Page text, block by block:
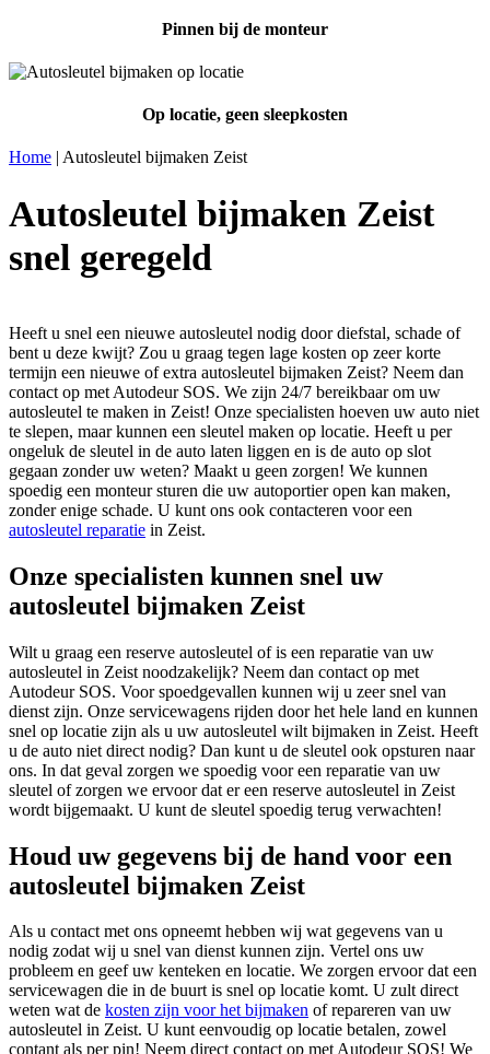
Pinnen bij de monteur
Op locatie, geen sleepkosten
Home | Autosleutel bijmaken Zeist
Autosleutel bijmaken Zeist
snel geregeld
Heeft u snel een nieuwe autosleutel nodig door diefstal, schade of
bent u deze kwijt? Zou u graag tegen lage kosten op zeer korte
termijn een nieuwe of extra autosleutel bijmaken Zeist? Neem dan
contact op met Autodeur SOS. We zijn 24/7 bereikbaar om uw
autosleutel te maken in Zeist! Onze specialisten hoeven uw auto niet
te slepen, maar kunnen een sleutel maken op locatie. Heeft u per
ongeluk de sleutel in de auto laten liggen en is de auto op slot
gegaan zonder uw weten? Maakt u geen zorgen! We kunnen
spoedig een monteur sturen die uw autoportier open kan maken,
zonder enige schade. U kunt ons ook contacteren voor een
autosleutel reparatie in Zeist.
Onze specialisten kunnen snel uw
autosleutel bijmaken Zeist
Wilt u graag een reserve autosleutel of is een reparatie van uw
autosleutel in Zeist noodzakelijk? Neem dan contact op met
Autodeur SOS. Voor spoedgevallen kunnen wij u zeer snel van
dienst zijn. Onze servicewagens rijden door het hele land en kunnen
snel op locatie zijn als u uw autosleutel wilt bijmaken in Zeist. Heeft
u de auto niet direct nodig? Dan kunt u de sleutel ook opsturen naar
ons. In dat geval zorgen we spoedig voor een reparatie van uw
sleutel of zorgen we ervoor dat er een reserve autosleutel in Zeist
wordt bijgemaakt. U kunt de sleutel spoedig terug verwachten!
Houd uw gegevens bij de hand voor een
autosleutel bijmaken Zeist
Als u contact met ons opneemt hebben wij wat gegevens van u
nodig zodat wij u snel van dienst kunnen zijn. Vertel ons uw
probleem en geef uw kenteken en locatie. We zorgen ervoor dat een
servicewagen die in de buurt is snel op locatie komt. U zult direct
weten wat de kosten zijn voor het bijmaken of repareren van uw
autosleutel in Zeist. U kunt eenvoudig op locatie betalen, zowel
contant als per pin! Neem direct contact op met Autodeur SOS! We